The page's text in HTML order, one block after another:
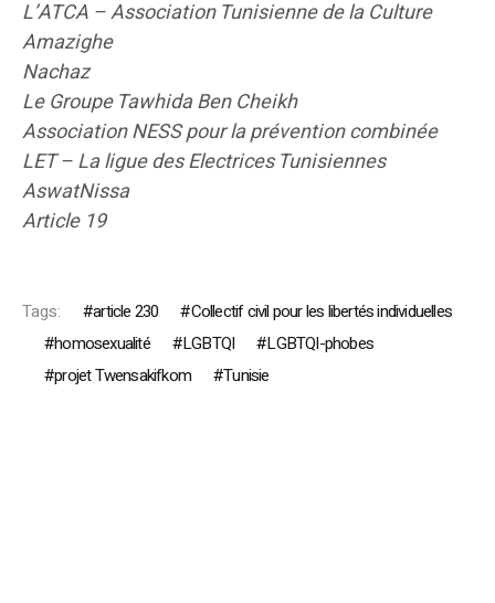
L’ATCA – Association Tunisienne de la Culture
Amazighe
Nachaz
Le Groupe Tawhida Ben Cheikh
Association NESS pour la prévention combinée
LET – La ligue des Electrices Tunisiennes
AswatNissa
Article 19
Tags: article 230
Collectif civil pour les libertés individuelles
homosexualité
LGBTQI
LGBTQI-phobes
projet Twensakifkom
Tunisie